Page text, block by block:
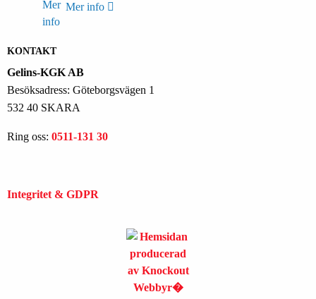
Mer info
KONTAKT
Gelins-KGK AB
Besöksadress: Göteborgsvägen 1
532 40 SKARA
Ring oss: 0511-131 30
Integritet & GDPR